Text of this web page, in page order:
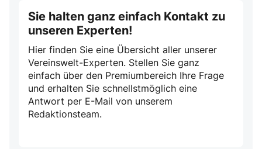
Sie halten ganz einfach Kontakt zu
unseren Experten!
Hier finden Sie eine Übersicht aller unserer
Vereinswelt-Experten. Stellen Sie ganz
einfach über den Premiumbereich Ihre Frage
und erhalten Sie schnellstmöglich eine
Antwort per E-Mail von unserem
Redaktionsteam.